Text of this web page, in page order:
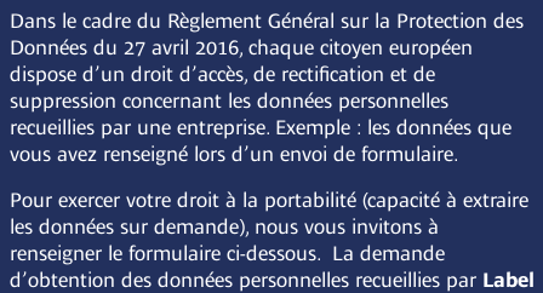
Dans le cadre du Règlement Général sur la Protection des
Données du 27 avril 2016, chaque citoyen européen
dispose d’un droit d’accès, de rectification et de
suppression concernant les données personnelles
recueillies par une entreprise. Exemple : les données que
vous avez renseigné lors d’un envoi de formulaire.
Pour exercer votre droit à la portabilité (capacité à extraire
les données sur demande), nous vous invitons à
renseigner le formulaire ci-dessous. La demande
d’obtention des données personnelles recueillies par Label